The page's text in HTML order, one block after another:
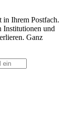
in Ihrem Postfach.
Institutionen und
Ganz